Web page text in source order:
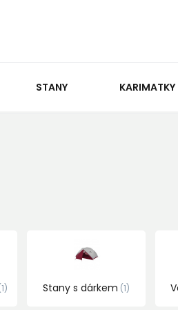
STANY KARIMATKY
1 Stany s dárkem 1